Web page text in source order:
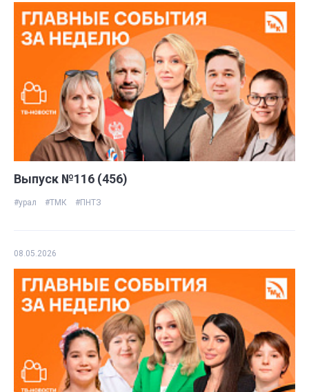
Выпуск №116 (456)
#урал #ТМК #ПНТЗ
08.05.2026